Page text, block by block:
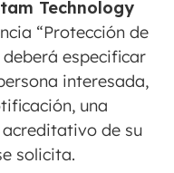
Technology
“Protección de
especificar
interesada,
una
de su
solicita.